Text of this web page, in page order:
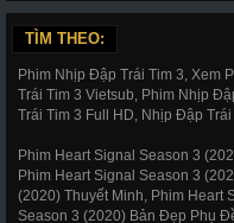
TÌM THEO:
Phim Nhịp Đập Trái Tim 3, Xem
Trái Tim 3 Vietsub, Phim Nhịp
Trái Tim 3 Full HD, Nhịp Đập
Phim Heart Signal Season 3
Phim Heart Signal Season 3
(2020) Thuyết Minh, Phim Heart
Season 3 (2020) Bản Đẹp Phụ